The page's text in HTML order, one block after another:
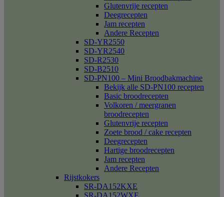
Glutenvrije recepten
Deegrecepten
Jam recepten
Andere Recepten
SD-YR2550
SD-YR2540
SD-R2530
SD-B2510
SD-PN100 – Mini Broodbakmachine
Bekijk alle SD-PN100 recepten
Basic broodrecepten
Volkoren / meergranen
broodrecepten
Glutenvrije recepten
Zoete brood / cake recepten
Deegrecepten
Hartige broodrecepten
Jam recepten
Andere Recepten
Rijstkokers
SR-DA152KXE
SR-DA152WXE